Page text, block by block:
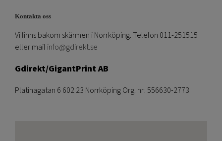
Kontakta oss
Vi finns bakom skärmen i Norrköping. Telefon 011-251515
eller mail info@gdirekt.se
Gdirekt/GigantPrint AB
Platinagatan 6 602 23 Norrköping Org. nr: 556630-2773